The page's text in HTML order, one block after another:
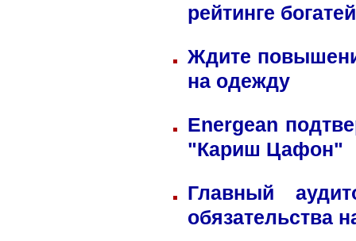
рейтинге
Ждите
на одежду
Energean
"Кариш Цафон"
Главный
обязательства